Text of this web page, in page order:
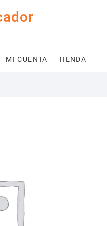
MI CUENTA TIENDA